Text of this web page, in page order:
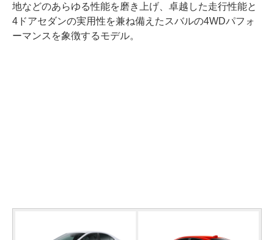
地などのあらゆる性能を磨き上げ、卓越した走行性能と
4ドアセダンの実用性を兼ね備えたスバルの4WDパフォ
ーマンスを象徴するモデル。